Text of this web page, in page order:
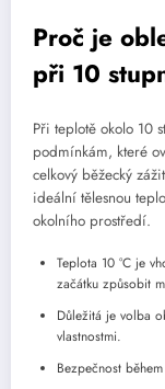
Proč je
při 10
Při teplotě okolo 10
podmínkám, které
celkový běžecký
ideální tělesnou
okolního prostředí.
Teplota 10 °C je
začátku způsobit
Důležitá je volba
vlastnostmi.
Bezpečnost